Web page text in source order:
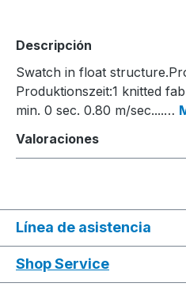
Descripción
Swatch in float
Produktionszeit:1 knitted
min. 0 sec. 0.80 m/sec....…
Valoraciones
Línea de asistencia
Shop Service